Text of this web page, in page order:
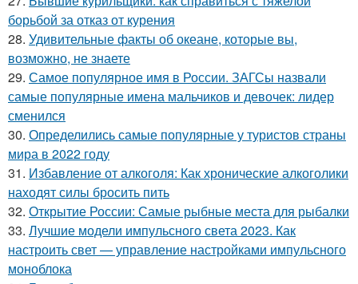
борьбой за отказ от курения
28. Удивительные факты об океане, которые вы,
возможно, не знаете
29. Самое популярное имя в России. ЗАГСы назвали
самые популярные имена мальчиков и девочек: лидер
сменился
30. Определились самые популярные у туристов страны
мира в 2022 году
31. Избавление от алкоголя: Как хронические алкоголики
находят силы бросить пить
32. Открытие России: Самые рыбные места для рыбалки
33. Лучшие модели импульсного света 2023. Как
настроить свет — управление настройками импульсного
моноблока